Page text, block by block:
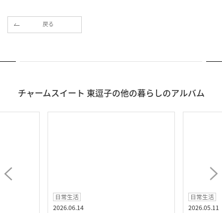
戻る
チャームスイート 東逗子の他の暮らしのアルバム
日常生活
2026.06.14
日常生活
2026.05.11